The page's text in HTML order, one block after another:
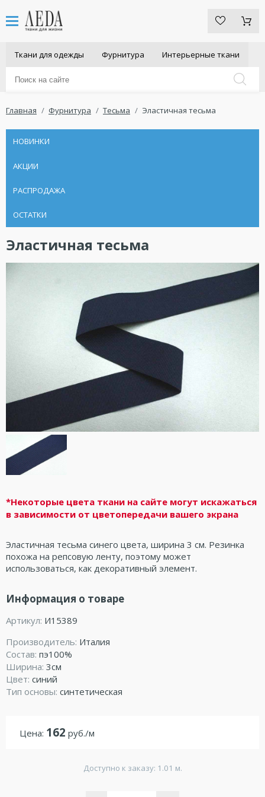
Ткани для одежды Фурнитура Интерьерные ткани
Главная Фурнитура Тесьма Эластичная тесьма
НОВИНКИ
АКЦИИ
РАСПРОДАЖА
ОСТАТКИ
Эластичная тесьма
*Некоторые цвета ткани на сайте могут искажаться
в зависимости от цветопередачи вашего экрана
Эластичная тесьма синего цвета, ширина 3 см. Резинка
похожа на репсовую ленту, поэтому может
использоваться, как декоративный элемент.
Информация о товаре
Артикул: И15389
Производитель: Италия
Состав: пэ100%
Ширина: 3см
Цвет: синий
Тип основы: синтетическая
Цена: 162 руб./м
Доступно к заказу: 1.01 м.